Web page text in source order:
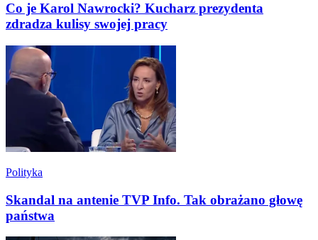
Co je Karol Nawrocki? Kucharz prezydenta
zdradza kulisy swojej pracy
Polityka
Skandal na antenie TVP Info. Tak obrażano głowę
państwa